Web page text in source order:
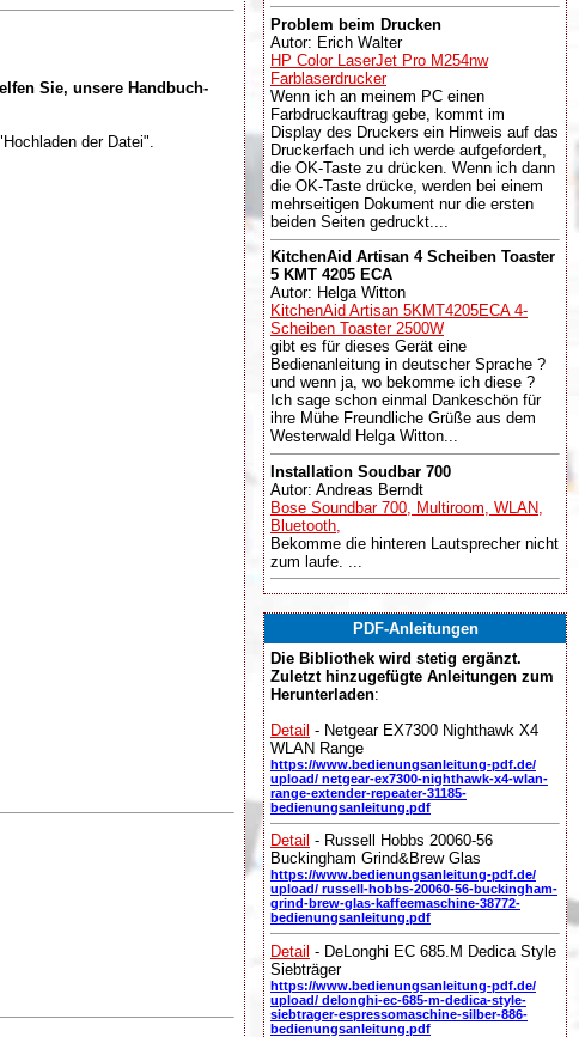
Sie, unsere Handbuch-
der Datei".
Problem beim Drucken
Autor: Erich Walter
HP Color LaserJet Pro M254nw
Farblaserdrucker
Wenn ich an meinem PC einen
Farbdruckauftrag gebe, kommt im
Display des Druckers ein Hinweis auf das
Druckerfach und ich werde aufgefordert,
die OK-Taste zu drücken. Wenn ich dann
die OK-Taste drücke, werden bei einem
mehrseitigen Dokument nur die ersten
beiden Seiten gedruckt....
KitchenAid Artisan 4 Scheiben Toaster
5 KMT 4205 ECA
Autor: Helga Witton
KitchenAid Artisan 5KMT4205ECA 4-
Scheiben Toaster 2500W
gibt es für dieses Gerät eine
Bedienanleitung in deutscher Sprache ?
und wenn ja, wo bekomme ich diese ?
Ich sage schon einmal Dankeschön für
ihre Mühe Freundliche Grüße aus dem
Westerwald Helga Witton...
Installation Soudbar 700
Autor: Andreas Berndt
Bose Soundbar 700, Multiroom, WLAN,
Bluetooth,
Bekomme die hinteren Lautsprecher nicht
zum laufe. ...
PDF-Anleitungen
Die Bibliothek wird stetig ergänzt.
Zuletzt hinzugefügte Anleitungen zum
Herunterladen:
Detail - Netgear EX7300 Nighthawk X4
WLAN Range
https://www.bedienungsanleitung-pdf.de/
upload/ netgear-ex7300-nighthawk-x4-wlan-
range-extender-repeater-31185-
bedienungsanleitung.pdf
Detail - Russell Hobbs 20060-56
Buckingham Grind&Brew Glas
https://www.bedienungsanleitung-pdf.de/
upload/ russell-hobbs-20060-56-buckingham-
grind-brew-glas-kaffeemaschine-38772-
bedienungsanleitung.pdf
Detail - DeLonghi EC 685.M Dedica Style
Siebträger
https://www.bedienungsanleitung-pdf.de/
upload/ delonghi-ec-685-m-dedica-style-
siebtrager-espressomaschine-silber-886-
bedienungsanleitung.pdf